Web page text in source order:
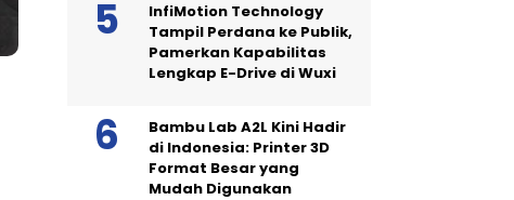
InfiMotion Technology
Tampil Perdana ke Publik,
Pamerkan Kapabilitas
Lengkap E-Drive di Wuxi
Bambu Lab A2L Kini Hadir
di Indonesia: Printer 3D
Format Besar yang
Mudah Digunakan